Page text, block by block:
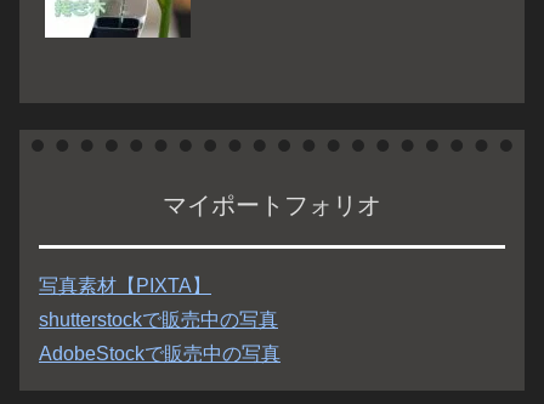
マイポートフォリオ
写真素材【PIXTA】
shutterstockで販売中の写真
AdobeStockで販売中の写真